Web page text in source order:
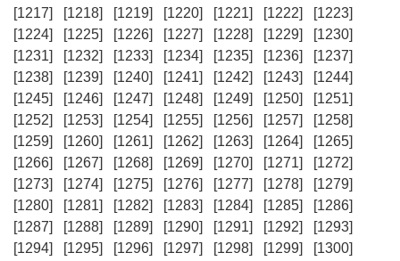
[1217]
[1218] [1219] [1220] [1221] [1222]
[1223]
[1224]
[1225] [1226] [1227] [1228] [1229]
[1230]
[1231]
[1232] [1233] [1234] [1235] [1236]
[1237]
[1238]
[1239] [1240] [1241] [1242] [1243]
[1244]
[1245]
[1246] [1247] [1248] [1249] [1250]
[1251]
[1252]
[1253] [1254] [1255] [1256] [1257]
[1258]
[1259]
[1260] [1261] [1262] [1263] [1264]
[1265]
[1266]
[1267] [1268] [1269] [1270] [1271]
[1272]
[1273]
[1274] [1275] [1276] [1277] [1278]
[1279]
[1280]
[1281] [1282] [1283] [1284] [1285]
[1286]
[1287]
[1288] [1289] [1290] [1291] [1292]
[1293]
[1294]
[1295] [1296] [1297] [1298] [1299]
[1300]